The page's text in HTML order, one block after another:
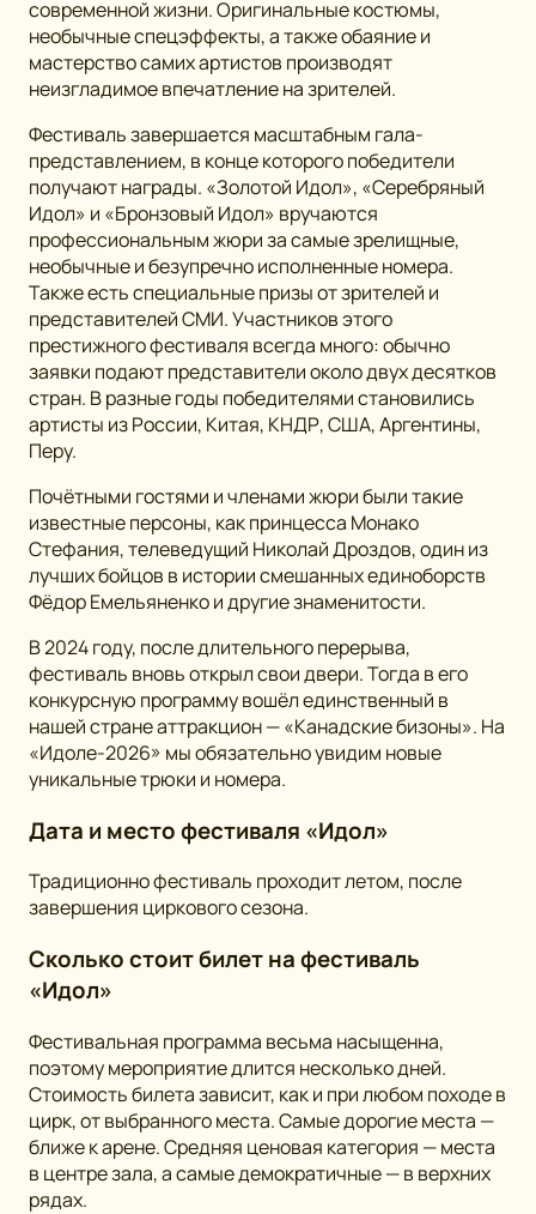
современной жизни. Оригинальные костюмы,
необычные спецэффекты, а также обаяние и
мастерство самих артистов производят
неизгладимое впечатление на зрителей.
Фестиваль завершается масштабным гала-
представлением, в конце которого победители
получают награды. «Золотой Идол», «Серебряный
Идол» и «Бронзовый Идол» вручаются
профессиональным жюри за самые зрелищные,
необычные и безупречно исполненные номера.
Также есть специальные призы от зрителей и
представителей СМИ. Участников этого
престижного фестиваля всегда много: обычно
заявки подают представители около двух десятков
стран. В разные годы победителями становились
артисты из России, Китая, КНДР, США, Аргентины,
Перу.
Почётными гостями и членами жюри были такие
известные персоны, как принцесса Монако
Стефания, телеведущий Николай Дроздов, один из
лучших бойцов в истории смешанных единоборств
Фёдор Емельяненко и другие знаменитости.
В 2024 году, после длительного перерыва,
фестиваль вновь открыл свои двери. Тогда в его
конкурсную программу вошёл единственный в
нашей стране аттракцион — «Канадские бизоны». На
«Идоле-2026» мы обязательно увидим новые
уникальные трюки и номера.
Дата и место фестиваля «Идол»
Традиционно фестиваль проходит летом, после
завершения циркового сезона.
Сколько стоит билет на фестиваль
«Идол»
Фестивальная программа весьма насыщенна,
поэтому мероприятие длится несколько дней.
Стоимость билета зависит, как и при любом походе в
цирк, от выбранного места. Самые дорогие места —
ближе к арене. Средняя ценовая категория — места
в центре зала, а самые демократичные — в верхних
рядах.